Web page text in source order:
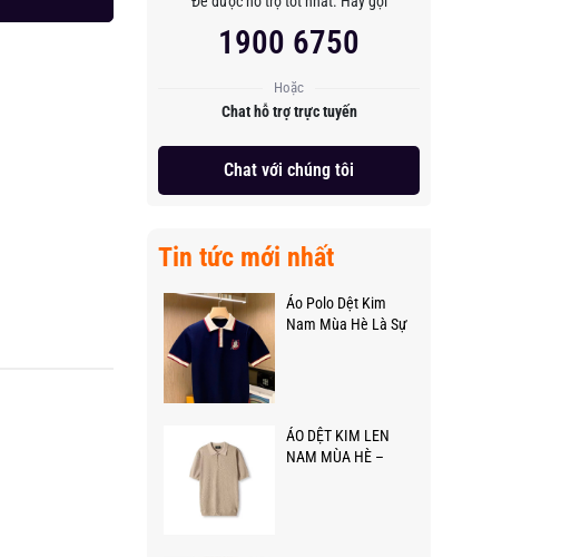
1900 6750
Hoặc
Chat hỗ trợ trực tuyến
Chat với chúng tôi
Tin tức mới nhất
Áo Polo Dệt Kim
Nam Mùa Hè Là Sự
ÁO DỆT KIM LEN
NAM MÙA HÈ –